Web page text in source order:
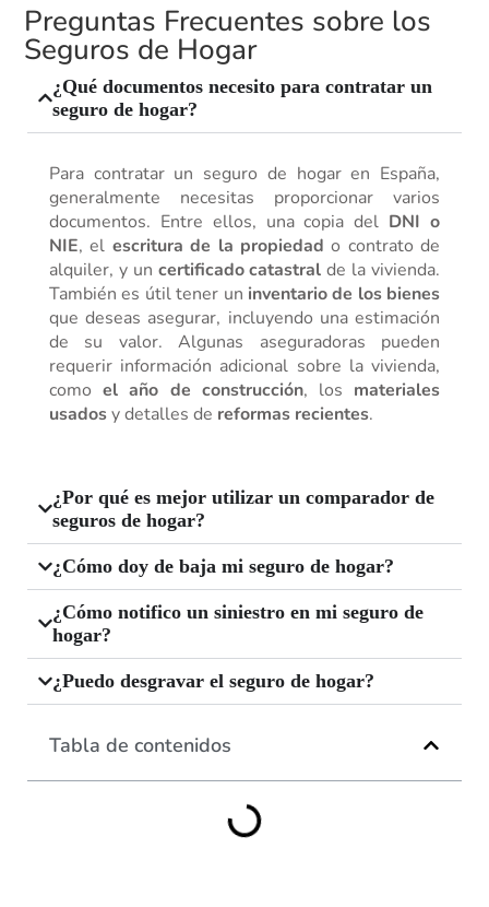
Preguntas Frecuentes sobre los
Seguros de Hogar
¿Qué documentos necesito para contratar un
seguro de hogar?
Para contratar un seguro de hogar en España,
generalmente necesitas proporcionar varios
documentos. Entre ellos, una copia del DNI o
NIE, el escritura de la propiedad o contrato de
alquiler, y un certificado catastral de la vivienda.
También es útil tener un inventario de los bienes
que deseas asegurar, incluyendo una estimación
de su valor. Algunas aseguradoras pueden
requerir información adicional sobre la vivienda,
comoel año de construcción, los materiales
usadosy detalles de reformas recientes.
¿Por qué es mejor utilizar un comparador de
seguros de hogar?
¿Cómo doy de baja mi seguro de hogar?
¿Cómo notifico un siniestro en mi seguro de
hogar?
¿Puedo desgravar el seguro de hogar?
Tabla de contenidos